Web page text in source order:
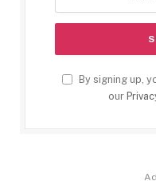
By signing up,
our